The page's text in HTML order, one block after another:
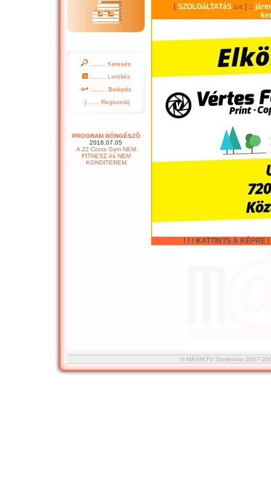
! ! ! KATTINTS A KÉPRE
......... Keresés
......... Letöltés
......... Belépés
:) ...... Regisztrálj
PROGRAM BÖNGÉSZÕ
2016.07.05
A Z2 Cross Gym NEM
FITNESZ és NEM
KONDITEREM
© MÁSIKTV Dombóvár 2007-